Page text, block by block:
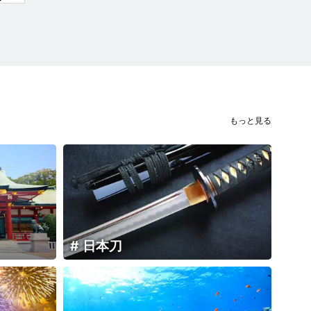
もっと見る
日本刀